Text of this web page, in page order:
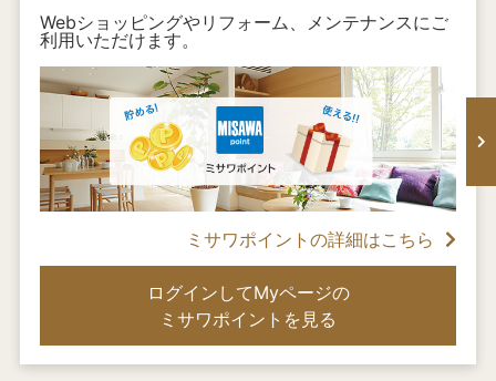
Webショッピングやリフォーム、メンテナンスにご
利用いただけます。
ミサワポイントの詳細はこちら
ログインしてMyページの
ミサワポイントを見る